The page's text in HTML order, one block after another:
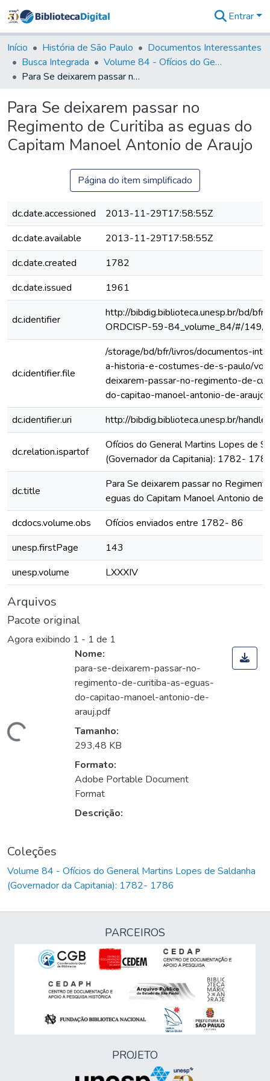
&
Coleções
Tudo na
Biblioteca
Estatísticas
Entrar
Início História de São Paulo
Documentos Interessantes
Busca Integrada
Volume 84 - Ofícios do General Martins Lopes de Saldanha (Governador da Capitania): 1782- 1786
Para Se deixarem passar no Regimento de Curitiba as eguas do Capitam Manoel Antonio de Araujo
Para Se deixarem passar no
Regimento de Curitiba as eguas do
Capitam Manoel Antonio de Araujo
Página do item simplificado
dc.date.accessioned
2013-11-29T17:58:55Z
dc.date.available
2013-11-29T17:58:55Z
dc.date.created
1782
dc.date.issued
1961
dc.identifier
http://bibdig.biblioteca.unesp.br/bd/
ORDCISP-59-84_volume_84/#/149/
dc.identifier.file
/storage/bd/bfr/livros/documentos-
a-historia-e-costumes-de-s-paulo/
deixarem-passar-no-regimento-de-
do-capitao-manoel-antonio-de-
dc.identifier.uri
http://bibdig.biblioteca.unesp.br/
dc.relation.ispartof
Ofícios do General Martins Lopes de
(Governador da Capitania): 1782-
dc.title
Para Se deixarem passar no
eguas do Capitam Manoel Antonio de
dcdocs.volume.obs
Ofícios enviados entre 1782- 86
unesp.firstPage
143
unesp.volume
LXXXIV
Arquivos
Pacote original
Agora exibindo 1 - 1 de 1
Carregando...
Nome:
para-se-deixarem-passar-no-
regimento-de-curitiba-as-eguas-
do-capitao-manoel-antonio-de-
arauj.pdf
Tamanho:
293,48 KB
Formato:
Adobe Portable Document
Format
Descrição:
Coleções
Volume 84 - Ofícios do General Martins Lopes de Saldanha
(Governador da Capitania): 1782- 1786
PARCEIROS
PROJETO